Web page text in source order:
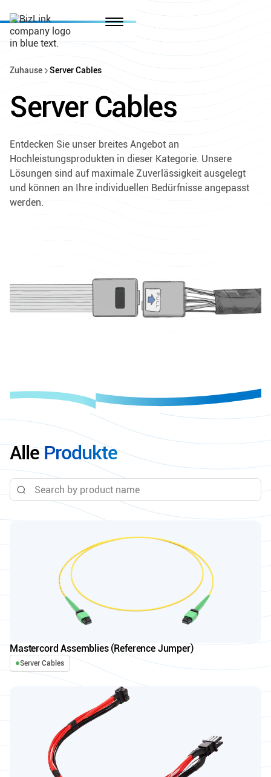
Zuhause Server Cables
Server Cables
Entdecken Sie unser breites Angebot an
Hochleistungsprodukten in dieser Kategorie. Unsere
Lösungen sind auf maximale Zuverlässigkeit ausgelegt
und können an Ihre individuellen Bedürfnisse angepasst
werden.
AlleProdukte
Mastercord Assemblies (Reference Jumper)
Server Cables